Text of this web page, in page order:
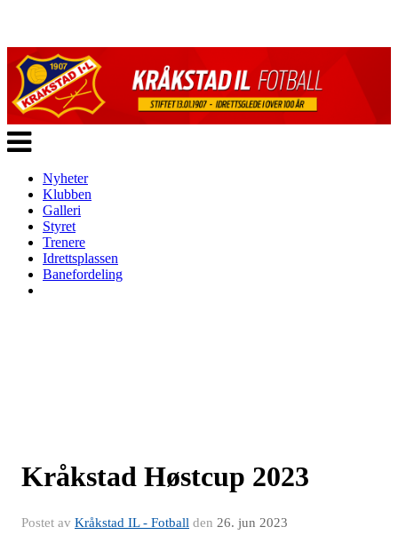
Veksle
navigasjon
Nyheter
Klubben
Galleri
Styret
Trenere
Idrettsplassen
Banefordeling
Kråkstad Høstcup 2023
Postet av Kråkstad IL - Fotball den 26. jun 2023